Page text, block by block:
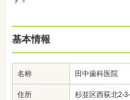
基本情報
名称 田中歯科医院
住所 杉並区西荻北2-3-